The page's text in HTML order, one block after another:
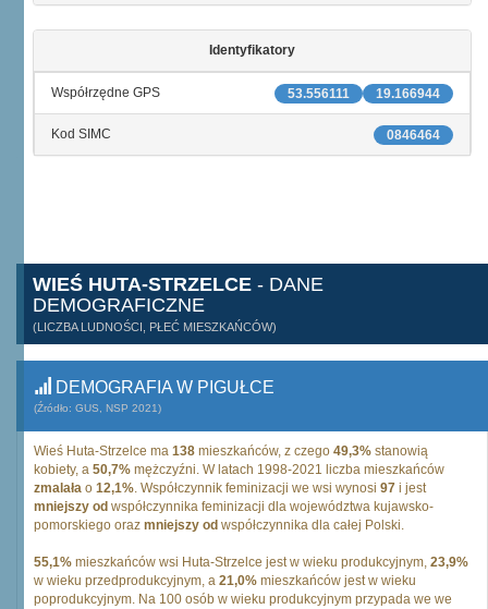
Identyfikatory
19.166944
53.556111
Współrzędne GPS
0846464
Kod SIMC
WIEŚ HUTA-STRZELCE - DANE
DEMOGRAFICZNE
(LICZBA LUDNOŚCI, PŁEĆ MIESZKAŃCÓW)
DEMOGRAFIA W PIGUŁCE
(Źródło: GUS, NSP 2021)
Wieś Huta-Strzelce ma 138 mieszkańców, z czego 49,3% stanowią
kobiety, a 50,7% mężczyźni. W latach 1998-2021 liczba mieszkańców
zmalała o 12,1%. Współczynnik feminizacji we wsi wynosi 97 i jest
mniejszy od współczynnika feminizacji dla województwa kujawsko-
pomorskiego oraz mniejszy od współczynnika dla całej Polski.
55,1% mieszkańców wsi Huta-Strzelce jest w wieku produkcyjnym, 23,9%
w wieku przedprodukcyjnym, a 21,0% mieszkańców jest w wieku
poprodukcyjnym. Na 100 osób w wieku produkcyjnym przypada we we